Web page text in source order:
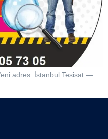
adres: İstanbul Tesisat —